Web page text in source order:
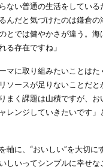
ない普通の生活をしてい
んだと気づけたのは鎌倉の
とでは健やかさが違う。海
る存在ですね」
マに取り組みたいことは
ソースが足りないことだと
まく課題は山積ですが、
レンジしていきたいです」
軸に、“おいしい”を大切に
しいってシンプルに幸せな